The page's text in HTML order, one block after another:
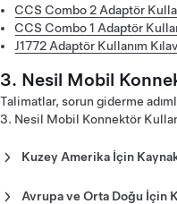
CCS Combo 2 Adaptör
CCS Combo 1 Adaptör
J1772 Adaptör Kullanım
3. Nesil Mobil
Talimatlar, sorun giderme
3. Nesil Mobil Konnektör
Kuzey Amerika İçin
Amerika (English)
Avrupa ve Orta Doğu İçin